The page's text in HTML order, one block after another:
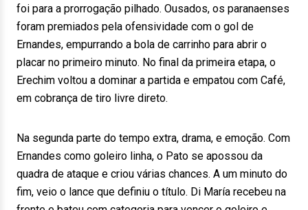
foi para a prorrogação pilhado. Ousados, os paranaenses
foram premiados pela ofensividade com o gol de
Ernandes, empurrando a bola de carrinho para abrir o
placar no primeiro minuto. No final da primeira etapa, o
Erechim voltou a dominar a partida e empatou com Café,
em cobrança de tiro livre direto.
Na segunda parte do tempo extra, drama, e emoção. Com
Ernandes como goleiro linha, o Pato se apossou da
quadra de ataque e criou várias chances. A um minuto do
fim, veio o lance que definiu o título. Di María recebeu na